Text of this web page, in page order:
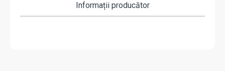
Informații producător